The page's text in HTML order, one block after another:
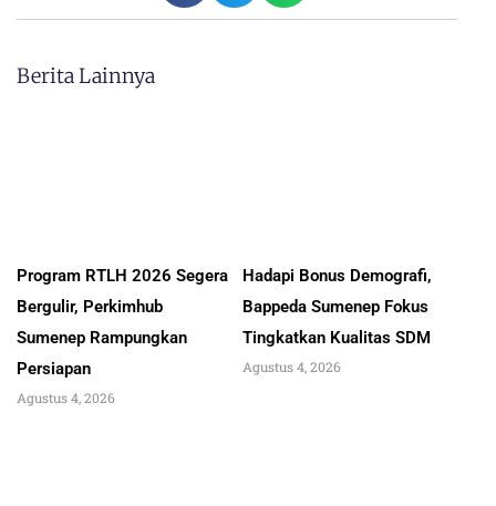
Berita Lainnya
Program RTLH 2026 Segera
Bergulir, Perkimhub
Sumenep Rampungkan
Persiapan
Agustus 4, 2026
Hadapi Bonus Demografi,
Bappeda Sumenep Fokus
Tingkatkan Kualitas SDM
Agustus 4, 2026